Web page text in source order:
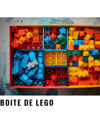
BOITE DE LEGO